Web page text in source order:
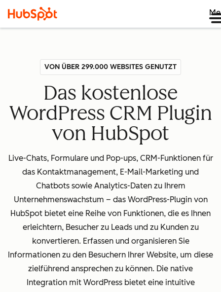
VON ÜBER 299.000 WEBSITES GENUTZT
Das kostenlose
WordPress CRM Plugin
von HubSpot
Live-Chats, Formulare und Pop-ups, CRM-Funktionen für
das Kontaktmanagement, E-Mail-Marketing und
Chatbots sowie Analytics-Daten zu Ihrem
Unternehmenswachstum – das WordPress-Plugin von
HubSpot bietet eine Reihe von Funktionen, die es Ihnen
erleichtern, Besucher zu Leads und zu Kunden zu
konvertieren. Erfassen und organisieren Sie
Informationen zu den Besuchern Ihrer Website, um diese
zielführend ansprechen zu können. Die native
Integration mit WordPress bietet eine intuitive